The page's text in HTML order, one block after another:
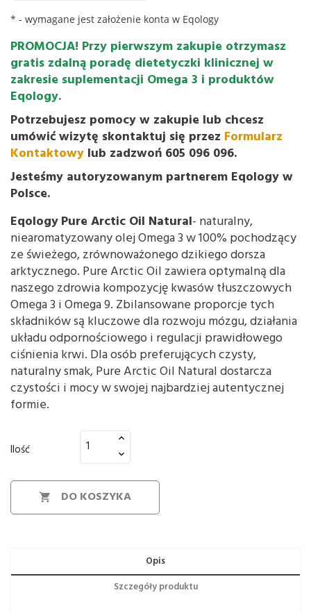
* - wymagane jest założenie konta w Eqology
PROMOCJA! Przy pierwszym zakupie otrzymasz
gratis zdalną poradę dietetyczki klinicznej w
zakresie suplementacji Omega 3 i produktów
Eqology.
Potrzebujesz pomocy w zakupie lub chcesz
umówić wizytę skontaktuj się przez Formularz
Kontaktowy lub zadzwoń 605 096 096.
Jesteśmy autoryzowanym partnerem Eqology w
Polsce.
EqologyPure Arctic Oil Natural- naturalny,
niearomatyzowany olej Omega 3 w 100% pochodzący
ze świeżego, zrównoważonego dzikiego dorsza
arktycznego. Pure Arctic Oil zawiera optymalną dla
naszego zdrowia kompozycję kwasów tłuszczowych
Omega 3 i Omega 9. Zbilansowane proporcje tych
składników są kluczowe dla rozwoju mózgu, działania
układu odpornościowego i regulacji prawidłowego
ciśnienia krwi. Dla osób preferujących czysty,
naturalny smak, Pure Arctic Oil Natural dostarcza
czystości i mocy w swojej najbardziej autentycznej
formie.
Ilość
 DO KOSZYKA
Opis
Szczegóły produktu